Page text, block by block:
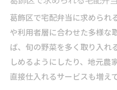
葛飾区で宅配弁当に求められ
や利用者層に合わせた多様な
ば、旬の野菜を多く取り入れ
しめるようにしたり、地元農
直接仕入れるサービスも増え